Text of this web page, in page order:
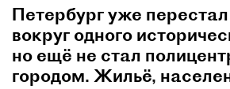
Петербург уже
вокруг одного
но ещё не стал
городом. Жильё,